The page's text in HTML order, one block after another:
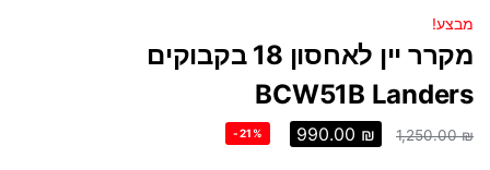
מבצע!
מקרר יין לאחסון 18 בקבוקים
BCW51B Landers
1,250.00₪
990.00 ₪
-21%